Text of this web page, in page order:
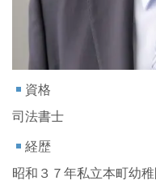
資格
司法書士
経歴
昭和３７年私立本町幼稚